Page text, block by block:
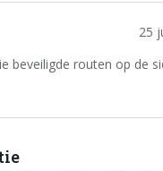
25
beveiligde routen op de